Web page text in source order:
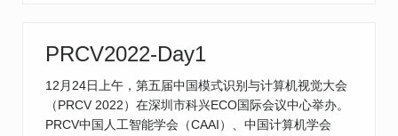
PRCV2022-Day1
12月24日上午，第五届中国模式识别与计算机视觉大会
（PRCV 2022）在深圳市科兴ECO国际会议中心举办。
PRCV中国人工智能学会（CAAI）、中国计算机学会